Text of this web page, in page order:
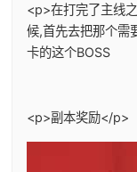
<p>在打完了主线
候,首先去把那个需
卡的这个BOSS
<p>副本奖励</p>